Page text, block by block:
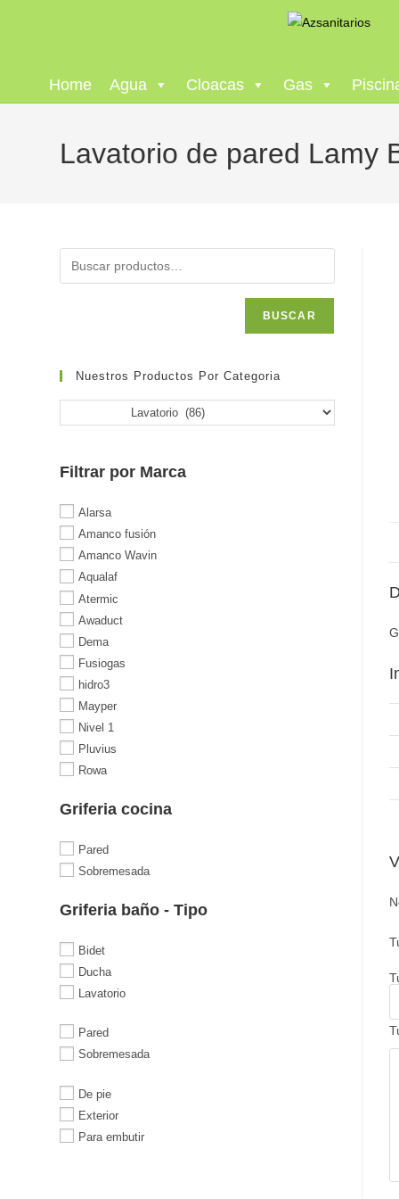
Home Agua Cloacas Gas
Lavatorio de pared Lamy
BUSCAR
Nuestros Productos Por Categoria
Filtrar por Marca
Alarsa
Amanco fusión
Amanco Wavin
Aqualaf
Atermic
Awaduct
Dema
Fusiogas
hidro3
Mayper
Nivel 1
Pluvius
Rowa
Griferia cocina
Pared
Sobremesada
Griferia baño - Tipo
Bidet
Ducha
Lavatorio
Pared
Sobremesada
De pie
Exterior
Para embutir